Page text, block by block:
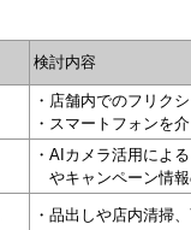
検討内容
・店舗内でのフリク
・スマートフォンを
・AIカメラ活用によ
やキャンペーン情
・品出しや店内清掃